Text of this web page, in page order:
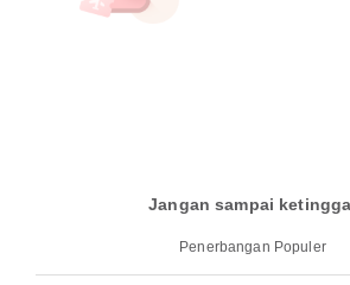
Jangan sampai
Penerbangan Populer